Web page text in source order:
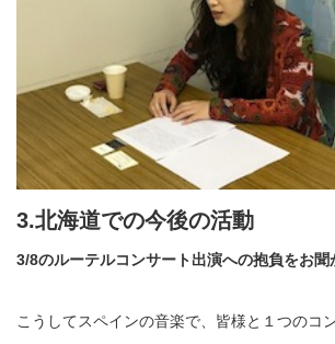
3.北海道での今後の活動
3/8のルーテルコンサート出演への抱負をお聞
こうしてスペインの音楽で、皆様と１つのコ